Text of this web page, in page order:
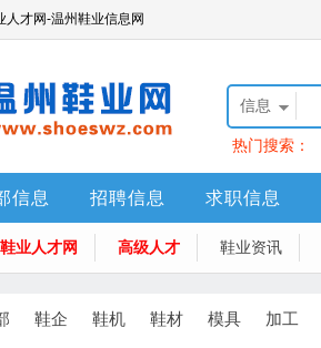
人才网-温州鞋业信息网
信息
热门搜索：
信息 招聘信息 求职信息
鞋业人才网 高级人才 鞋业资讯
鞋企 鞋机 鞋材 模具 加工